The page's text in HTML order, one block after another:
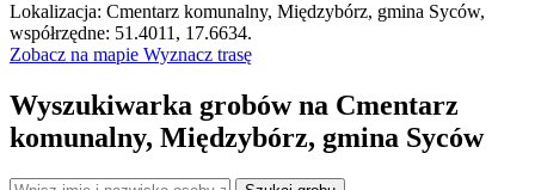
Cmentarz komunalny, Międzybórz, gmina Syców
×
+
−
Lokalizacja: Cmentarz komunalny, Międzybórz, gmina Syców,
współrzędne: 51.4011, 17.6634.
Zobacz na mapie Wyznacz trasę
Wyszukiwarka grobów na Cmentarz
komunalny, Międzybórz, gmina Syców